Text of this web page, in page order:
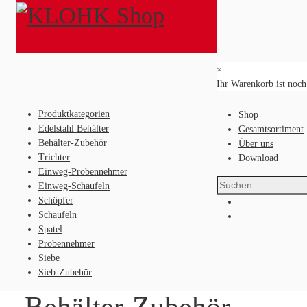
×
Ihr Warenkorb ist
Shop
Gesamtsortiment
Über uns
Download
Produktkategorien
Edelstahl Behälter
Behälter-Zubehör
Trichter
Einweg-Probennehmer
Einweg-Schaufeln
Schöpfer
Schaufeln
Spatel
Probennehmer
Siebe
Sieb-Zubehör
Edelstahl Behälter
Behälter-Zubehör
Trichter
Einweg-Probennehmer
Einweg-Schaufeln
Schöpfer
Schaufeln
Spatel
Probennehmer
Siebe
Sieb-Zubehör